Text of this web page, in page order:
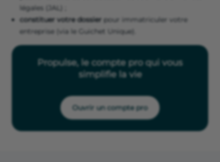
légales (JAL) ;
constituer votre dossier pour immatriculer votre
entreprise (via le Guichet Unique).
Propulse, le compte pro qui vous
simplifie la vie
Ouvrir un compte pro